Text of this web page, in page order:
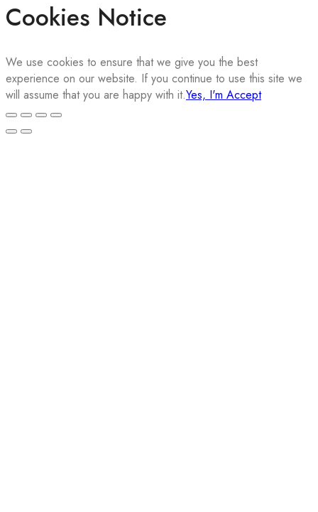
Cookies Notice
We use cookies to ensure that we give you the best
experience on our website. If you continue to use this site we
will assume that you are happy with it.Yes, I'm Accept